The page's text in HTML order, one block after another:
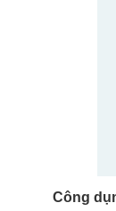
Công